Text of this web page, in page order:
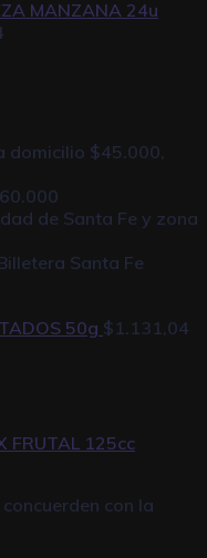
MANZANA 24u
domicilio $45.000,
de Santa Fe y zona
Santa Fe
50g $ 1.131,04
FRUTAL 125cc
con la